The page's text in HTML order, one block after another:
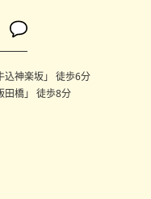
込神楽坂」 徒歩6分
田橋」 徒歩8分